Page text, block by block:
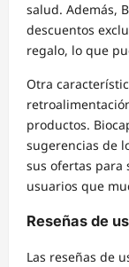
salud. Además,
descuentos
regalo, lo que
Otra
productos.
sugerencias de
sus ofertas para
usuarios que
Reseñas de
Las reseñas de